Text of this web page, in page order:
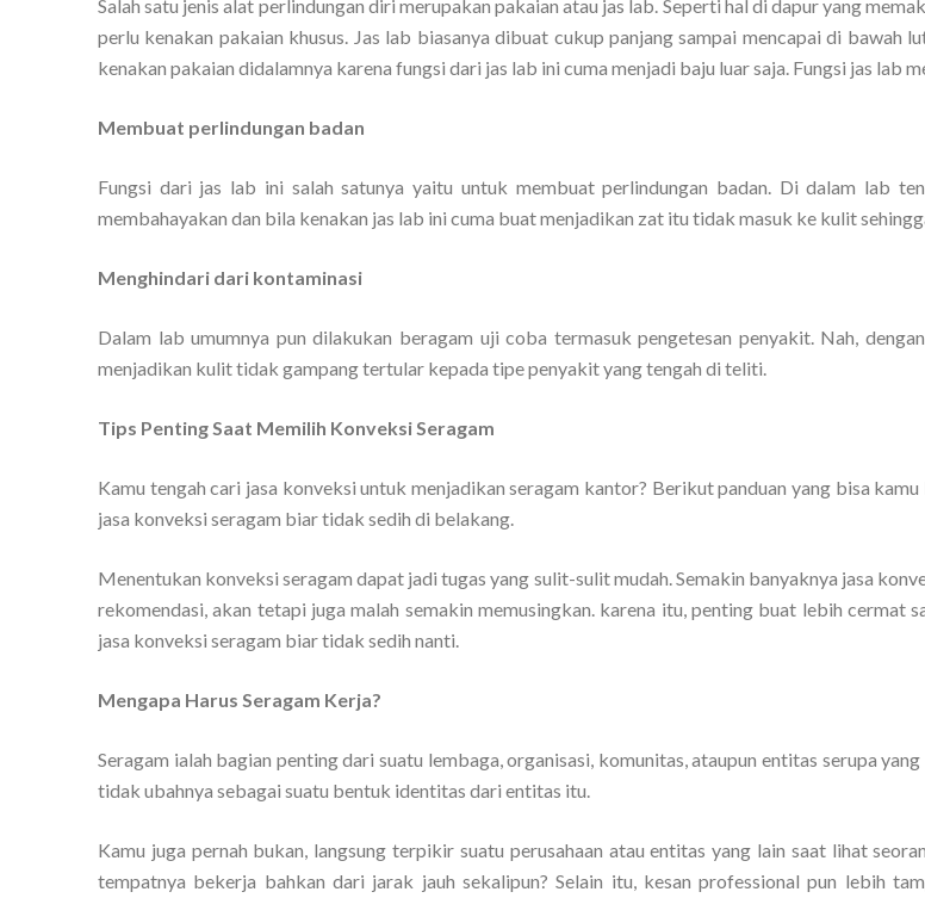
Salah satu jenis alat perlindungan diri merupakan pakaian atau jas lab. Seperti hal di dapur yang
perlu kenakan pakaian khusus. Jas lab biasanya dibuat cukup panjang sampai mencapai di bawah
kenakan pakaian didalamnya karena fungsi dari jas lab ini cuma menjadi baju luar saja. Fungsi jas lab
Membuat perlindungan badan
Fungsi dari jas lab ini salah satunya yaitu untuk membuat perlindungan badan. Di dalam lab
membahayakan dan bila kenakan jas lab ini cuma buat menjadikan zat itu tidak masuk ke kulit
Menghindari dari kontaminasi
Dalam lab umumnya pun dilakukan beragam uji coba termasuk pengetesan penyakit. Nah,
menjadikan kulit tidak gampang tertular kepada tipe penyakit yang tengah di teliti.
Tips Penting Saat Memilih Konveksi Seragam
Kamu tengah cari jasa konveksi untuk menjadikan seragam kantor? Berikut panduan yang bisa
jasa konveksi seragam biar tidak sedih di belakang.
Menentukan konveksi seragam dapat jadi tugas yang sulit-sulit mudah. Semakin banyaknya jasa
rekomendasi, akan tetapi juga malah semakin memusingkan. karena itu, penting buat lebih cermat
jasa konveksi seragam biar tidak sedih nanti.
Mengapa Harus Seragam Kerja?
Seragam ialah bagian penting dari suatu lembaga, organisasi, komunitas, ataupun entitas serupa
tidak ubahnya sebagai suatu bentuk identitas dari entitas itu.
Kamu juga pernah bukan, langsung terpikir suatu perusahaan atau entitas yang lain saat lihat
tempatnya bekerja bahkan dari jarak jauh sekalipun? Selain itu, kesan professional pun lebih